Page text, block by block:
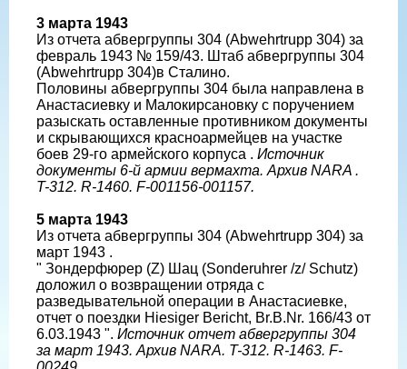
3 марта 1943
Из отчета абвергруппы 304 (Abwehrtrupp 304) за
февраль 1943 № 159/43. Штаб абвергруппы 304
(Abwehrtrupp 304)в Сталино.
Половины абвергруппы 304 была направлена в
Анастаcиевку и Малокирсановку с поручением
разыскать оставленные противником документы
и скрывающихся красноармейцев на участке
боев 29-го армейского корпуса . Источник
документы 6-й армии вермахта. Архив NARA .
T-312. R-1460. F-001156-001157.
5 марта 1943
Из отчета абвергруппы 304 (Abwehrtrupp 304) за
март 1943 .
" Зондерфюрер (Z) Шац (Sonderuhrer /z/ Schutz)
доложил о возвращении отряда с
разведывательной операции в Анастасиевке,
отчет о поездки Hiesiger Bericht, Br.B.Nr. 166/43 от
6.03.1943 ". Источник отчет абвергруппы 304
за март 1943. Архив NARA. T-312. R-1463. F-